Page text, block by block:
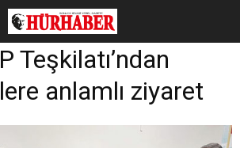
Teşkilatı’ndan
anlamlı ziyaret